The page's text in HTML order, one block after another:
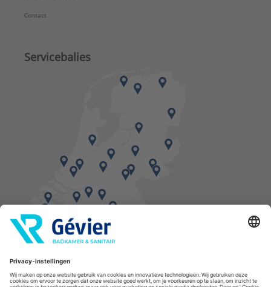
Contact
Servicebalies
Vind een balie in de buurt
* Bestellingen geplaatst in het weekend worden, mits voorradig, dinsdag geleverd.